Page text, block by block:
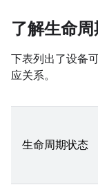
了解生命
下表列出了设备
应关系。
生命周期状态